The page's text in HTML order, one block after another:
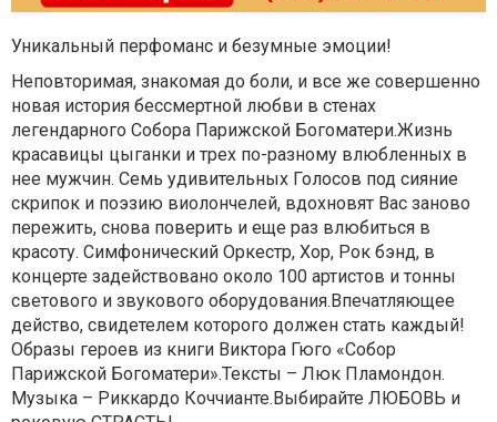
Уникальный перфоманс и безумные эмоции!
Неповторимая, знакомая до боли, и все же совершенно
новая история бессмертной любви в стенах
легендарного Собора Парижской Богоматери.Жизнь
красавицы цыганки и трех по-разному влюбленных в
нее мужчин. Семь удивительных Голосов под сияние
скрипок и поэзию виолончелей, вдохновят Вас заново
пережить, снова поверить и еще раз влюбиться в
красоту. Симфонический Оркестр, Хор, Рок бэнд, в
концерте задействовано около 100 артистов и тонны
светового и звукового оборудования.Впечатляющее
действо, свидетелем которого должен стать каждый!
Образы героев из книги Виктора Гюго «Собор
Парижской Богоматери».Тексты – Люк Пламондон.
Музыка – Риккардо Коччианте.Выбирайте ЛЮБОВЬ и